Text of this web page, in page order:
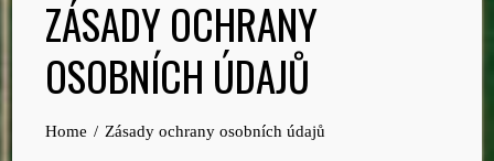
ZÁSADY OCHRANY
OSOBNÍCH ÚDAJŮ
Home Zásady ochrany osobních údajů